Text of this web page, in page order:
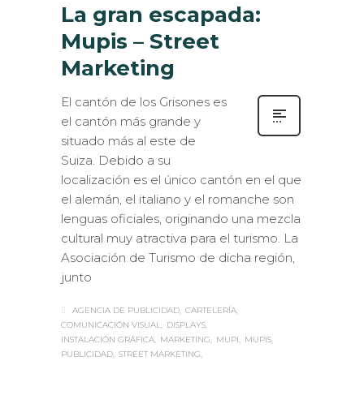
La gran escapada:
Mupis – Street
Marketing
El cantón de los Grisones es
el cantón más grande y
situado más al este de
Suiza. Debido a su
localización es el único cantón en el que
el alemán, el italiano y el romanche son
lenguas oficiales, originando una mezcla
cultural muy atractiva para el turismo. La
Asociación de Turismo de dicha región,
junto
AGENCIA DE PUBLICIDAD CARTELERÍA
COMUNICACIÓN VISUAL
DISPLAYS
INSTALACIÓN GRÁFICA
MARKETING MUPI
MUPIS
PUBLICIDAD STREET MARKETING